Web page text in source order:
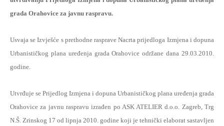
grada Orahovice za javnu raspravu.
Usvaja se Izvješće s prethodne rasprave Nacrta prijedloga Izmjena i dopuna
Urbanističkog plana uređenja grada Orahovice održane dana 29.03.2010.
godine.
Utvrđuje se Prijedlog Izmjena i dopuna Urbanističkog plana uređenja grada
Orahovice za javnu raspravu izrađen po ASK ATELIER d.o.o. Zagreb, Trg
N.Š. Zrinskog 17 od lipnja 2010. godine koji je tehnički elaborat sastavljen